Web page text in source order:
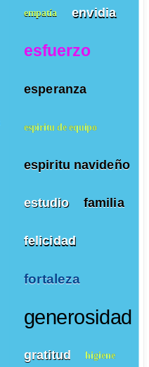
empatía envidia
esfuerzo
esperanza
espiritu de equipo
espiritu navideño
estudio familia
felicidad
fortaleza
generosidad
gratitud higiene